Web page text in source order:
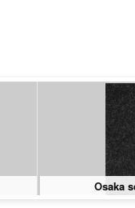
Osaka schwarz 100 x 100